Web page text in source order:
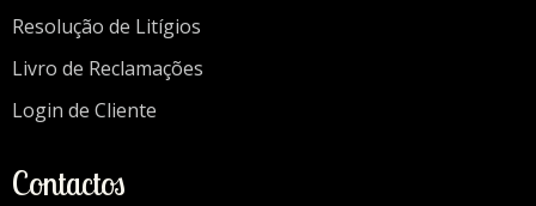
Resolução de Litígios
Livro de Reclamações
Login de Cliente
Contactos